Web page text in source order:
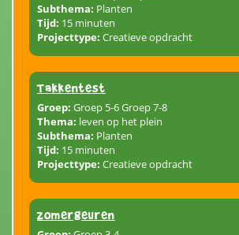
Subthema: Planten
Tijd: 15 minuten
Projecttype: Creatieve opdracht
Takkentest
Groep: Groep 5-6 Groep 7-8
Thema: leven op het plein
Subthema: Planten
Tijd: 15 minuten
Projecttype: Creatieve opdracht
Zomergeuren